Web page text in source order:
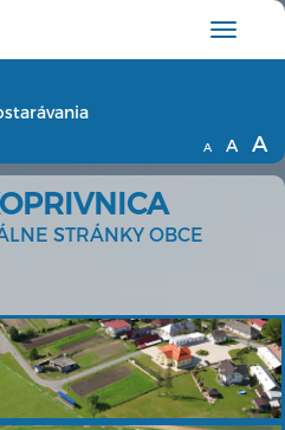
Hlavné
menu
A A A
STRÁNKY OBCE